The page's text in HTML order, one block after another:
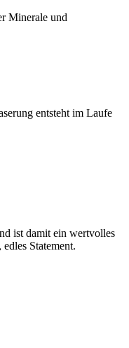
Minerale und
entsteht im Laufe
ist damit ein wertvolles
Statement.